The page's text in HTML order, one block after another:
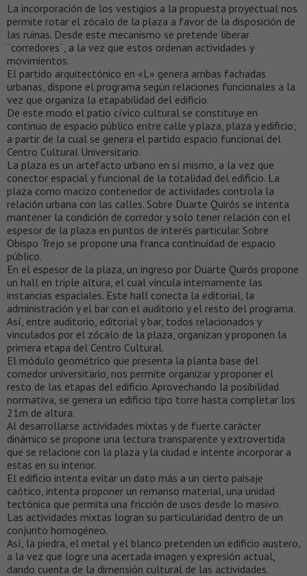
La incorporación de los vestigios a la propuesta proyectual nos
permite rotar el zócalo de la plaza a favor de la disposición de
las ruinas. Desde este mecanismo se pretende liberar
¨corredores¨, a la vez que estos ordenan actividades y
movimientos.
El partido arquitectónico en «L» genera ambas fachadas
urbanas, dispone el programa según relaciones funcionales a la
vez que organiza la etapabilidad del edificio.
De este modo el patio cívico cultural se constituye en
continuo de espacio público entre calle y plaza, plaza y edificio;
a partir de la cual se genera el partido espacio funcional del
Centro Cultural Universitario.
La plaza es un artefacto urbano en sí mismo, a la vez que
conector espacial y funcional de la totalidad del edificio. La
plaza como macizo contenedor de actividades controla la
relación urbana con las calles. Sobre Duarte Quirós se intenta
mantener la condición de corredor y solo tener relación con el
espesor de la plaza en puntos de interés particular. Sobre
Obispo Trejo se propone una franca continuidad de espacio
público.
En el espesor de la plaza, un ingreso por Duarte Quirós propone
un hall en triple altura, el cual vincula internamente las
instancias espaciales. Este hall conecta la editorial, la
administración y el bar con el auditorio y el resto del programa.
Así, entre auditorio, editorial y bar, todos relacionados y
vinculados por el zócalo de la plaza, organizan y proponen la
primera etapa del Centro Cultural.
El módulo geométrico que presenta la planta base del
comedor universitario, nos permite organizar y proponer el
resto de las etapas del edificio. Aprovechando la posibilidad
normativa, se genera un edificio tipo torre hasta completar los
21m de altura.
Al desarrollarse actividades mixtas y de fuerte carácter
dinámico se propone una lectura transparente y extrovertida
que se relacione con la plaza y la ciudad e intente incorporar a
estas en su interior.
El edificio intenta evitar un dato más a un cierto paisaje
caótico, intenta proponer un remanso material, una unidad
tectónica que permita una fricción de usos desde lo masivo.
Las actividades mixtas logran su particularidad dentro de un
conjunto homogéneo.
Así, la piedra, el metal y el blanco pretenden un edificio austero,
a la vez que logre una acertada imagen y expresión actual,
dando cuenta de la dimensión cultural de las actividades.